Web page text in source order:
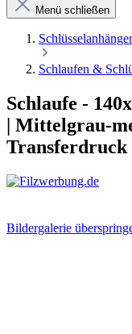
Menü schließen
Schlüsselanhänger
Schlaufen &
Schlaufe -
| Mittelgrau-
Transferdruck
Bildergalerie